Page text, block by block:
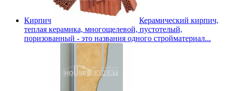
Кирпич
Керамический кирпич,
теплая керамика, многощелевой, пустотелый,
поризованный - это названия одного стройматериал...